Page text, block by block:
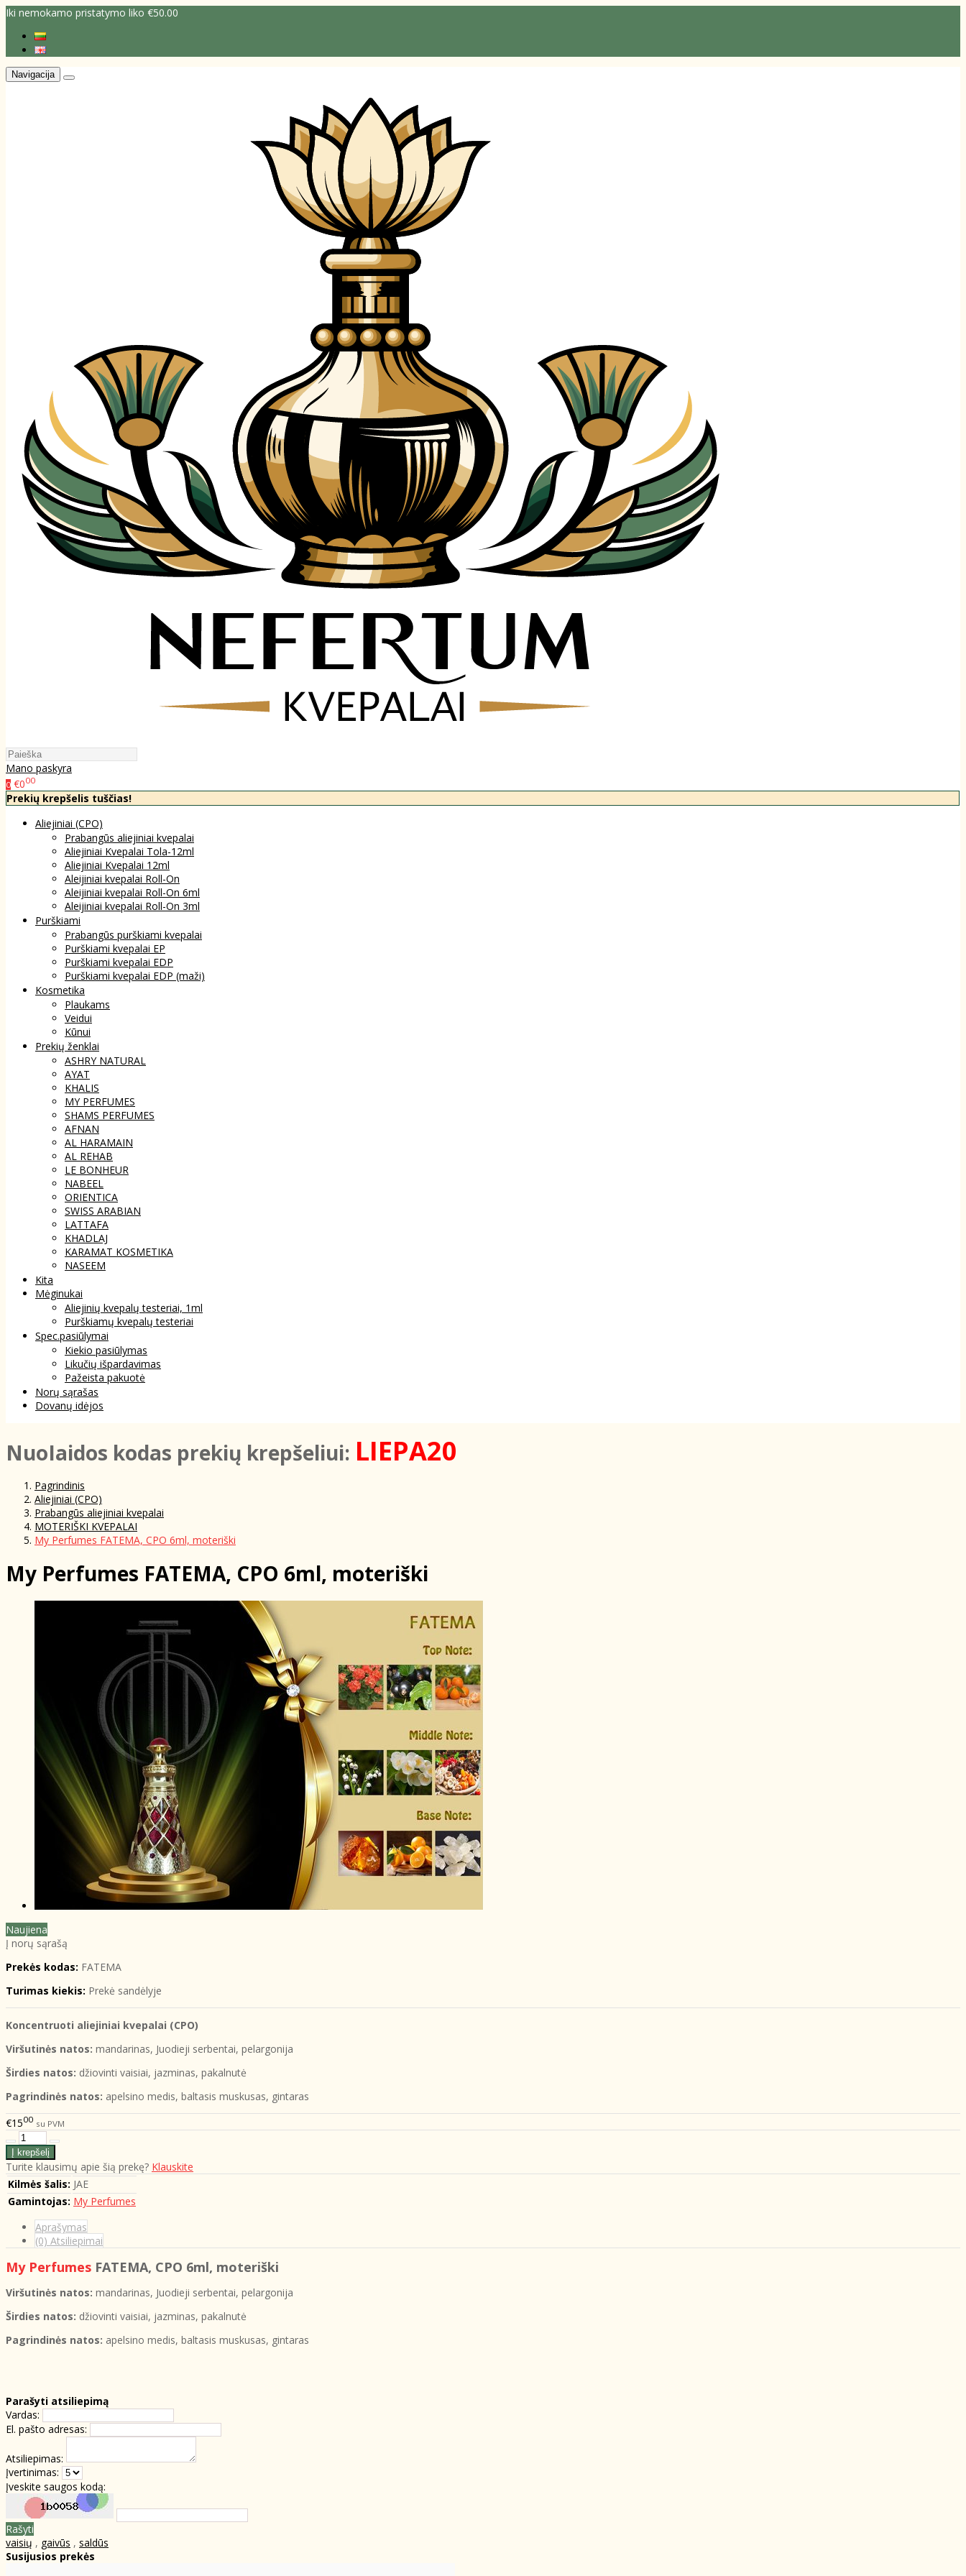
Iki nemokamo pristatymo liko €50.00
Navigacija
Mano paskyra
0 €000
Prekių krepšelis tuščias!
Aliejiniai (CPO)
Prabangūs aliejiniai kvepalai
Aliejiniai Kvepalai Tola-12ml
Aliejiniai Kvepalai 12ml
Aleijiniai kvepalai Roll-On
Aleijiniai kvepalai Roll-On 6ml
Aleijiniai kvepalai Roll-On 3ml
Purškiami
Prabangūs purškiami kvepalai
Purškiami kvepalai EP
Purškiami kvepalai EDP
Purškiami kvepalai EDP (maži)
Kosmetika
Plaukams
Veidui
Kūnui
Prekių ženklai
ASHRY NATURAL
AYAT
KHALIS
MY PERFUMES
SHAMS PERFUMES
AFNAN
AL HARAMAIN
AL REHAB
LE BONHEUR
NABEEL
ORIENTICA
SWISS ARABIAN
LATTAFA
KHADLAJ
KARAMAT KOSMETIKA
NASEEM
Kita
Mėginukai
Aliejinių kvepalų testeriai, 1ml
Purškiamų kvepalų testeriai
Spec.pasiūlymai
Kiekio pasiūlymas
Likučių išpardavimas
Pažeista pakuotė
Norų sąrašas
Dovanų idėjos
NuoIaidos kodas prekių krepšeliui: LIEPA20
Pagrindinis
Aliejiniai (CPO)
Prabangūs aliejiniai kvepalai
MOTERIŠKI KVEPALAI
My Perfumes FATEMA, CPO 6ml, moteriški
My Perfumes FATEMA, CPO 6ml, moteriški
Naujiena
Į norų sąrašą
Prekės kodas: FATEMA
Turimas kiekis: Prekė sandėlyje
Koncentruoti aliejiniai kvepalai (CPO)
Viršutinės natos: mandarinas, Juodieji serbentai, pelargonija
Širdies natos: džiovinti vaisiai, jazminas, pakalnutė
Pagrindinės natos: apelsino medis, baltasis muskusas, gintaras
€1500 su PVM
Turite klausimų apie šią prekę? Klauskite
Kilmės šalis: JAE
Gamintojas: My Perfumes
Aprašymas
(0) Atsiliepimai
My Perfumes FATEMA, CPO 6ml, moteriški
Viršutinės natos: mandarinas, Juodieji serbentai, pelargonija
Širdies natos: džiovinti vaisiai, jazminas, pakalnutė
Pagrindinės natos: apelsino medis, baltasis muskusas, gintaras
Parašyti atsiliepimą
Vardas:
El. pašto adresas:
Atsiliepimas:
Įvertinimas:
Įveskite saugos kodą:
Rašyti
vaisių , gaivūs , saldūs
Susijusios prekės